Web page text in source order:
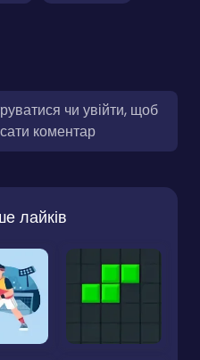
чи увійти, щоб
коментар
лайків